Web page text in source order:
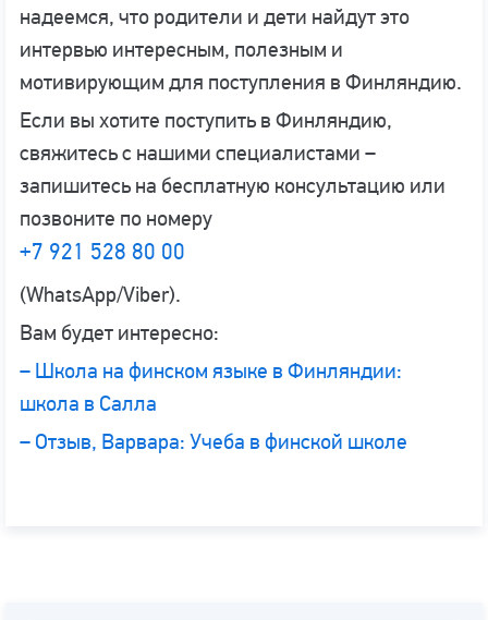
надеемся, что родители и дети найдут это
интервью интересным, полезным и
мотивирующим для поступления в Финляндию.
Если вы хотите поступить в Финляндию,
свяжитесь с нашими специалистами –
запишитесь на бесплатную консультацию или
позвоните по номеру
+7 921 528 80 00
(WhatsApp/Viber).
Вам будет интересно:
– Школа на финском языке в Финляндии:
школа в Салла
– Отзыв, Варвара: Учеба в финской школе